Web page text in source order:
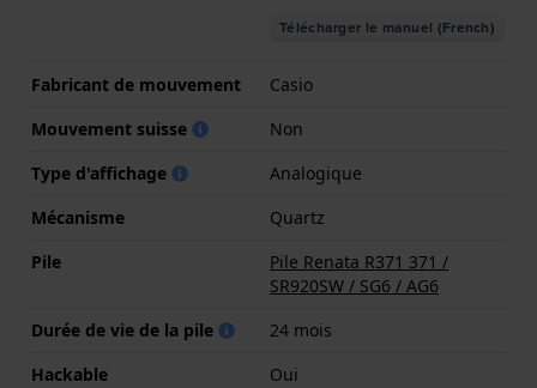
Télécharger le manuel (French)
Fabricant de mouvement
Casio
Mouvement suisse
Non
Type d'affichage
Analogique
Mécanisme
Quartz
Pile
Pile Renata R371 371 /
SR920SW / SG6 / AG6
Durée de vie de la pile
24 mois
Hackable
Oui